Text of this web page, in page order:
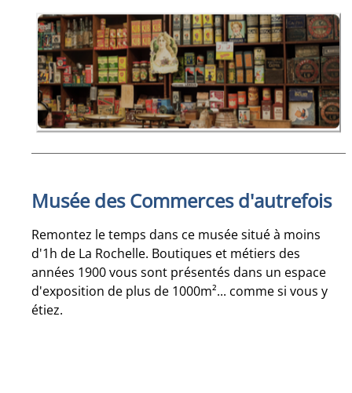
Musée des Commerces d'autrefois
Remontez le temps dans ce musée situé à moins
d'1h de La Rochelle. Boutiques et métiers des
années 1900 vous sont présentés dans un espace
d'exposition de plus de 1000m²... comme si vous y
étiez.